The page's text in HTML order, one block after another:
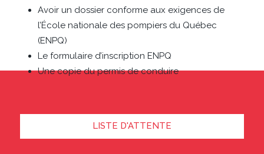
Avoir un dossier conforme aux exigences de
l’École nationale des pompiers du Québec
(ENPQ)
Le formulaire d’inscription ENPQ
Une copie du permis de conduire
LISTE D'ATTENTE